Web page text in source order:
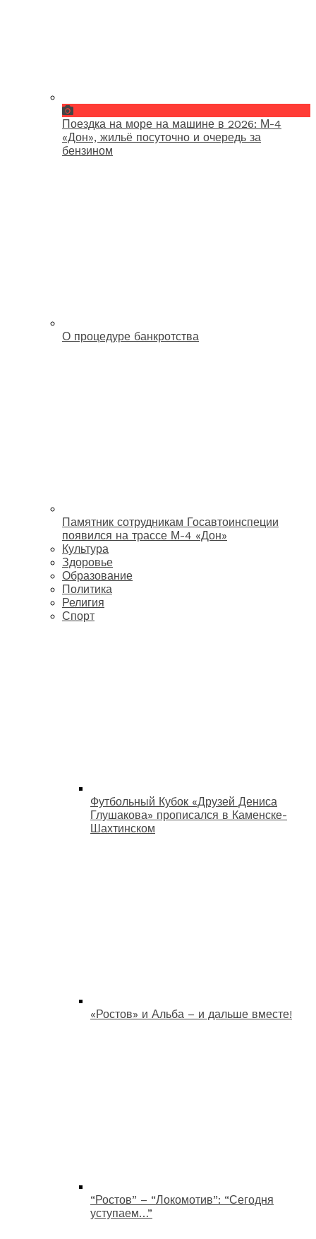
Поездка на море на машине в 2026: М-4
«Дон», жильё посуточно и очередь за
бензином
О процедуре банкротства
Памятник сотрудникам Госавтоинспеции
появился на трассе М-4 «Дон»
Культура
Здоровье
Образование
Политика
Религия
Спорт
Футбольный Кубок «Друзей Дениса
Глушакова» прописался в Каменске-
Шахтинском
«Ростов» и Альба – и дальше вместе!
“Ростов” – “Локомотив”: “Сегодня
уступаем…”